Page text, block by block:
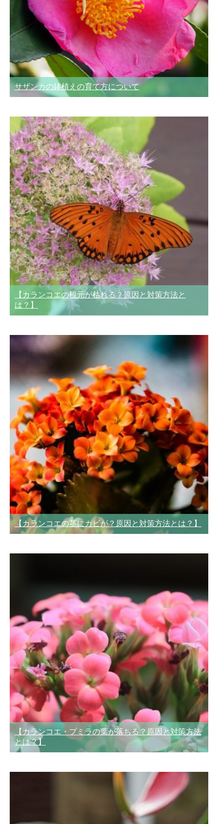
サザンカの鉢植えの育て方について
【カランコエの根元が枯れる？原因と対策方法と
は？】
【カランコエの茎にカビが？原因と対策方法とは？】
【カランコエ・プミラの葉が落ちる？原因と対策方法
とは？】